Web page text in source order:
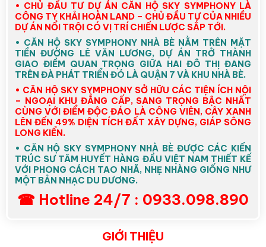
• CHỦ ĐẦU TƯ DỰ ÁN CĂN HỘ SKY SYMPHONY LÀ
CÔNG TY KHẢI HOÀN LAND – CHỦ ĐẦU TƯ CỦA NHIỀU
DỰ ÁN NỔI TRỘI CÓ VỊ TRÍ CHIẾN LƯỢC SẮP TỚI.
• CĂN HỘ SKY SYMPHONY NHÀ BÈ NẰM TRÊN MẶT
TIỀN ĐƯỜNG LÊ VĂN LƯƠNG, DỰ ÁN TRỞ THÀNH
GIAO ĐIỀM QUAN TRỌNG GIỮA HAI ĐÔ THỊ ĐANG
TRÊN ĐÀ PHÁT TRIỂN ĐÓ LÀ QUẬN 7 VÀ KHU NHÀ BÈ.
• CĂN HỘ SKY SYMPHONY SỞ HỮU CÁC TIỆN ÍCH NỘI
– NGOẠI KHU ĐẲNG CẤP, SANG TRỌNG BẬC NHẤT
CÙNG VỚI ĐIỂM ĐỘC ĐÁO LÀ CÔNG VIÊN, CÂY XANH
LÊN ĐẾN 49% DIỆN TÍCH ĐẤT XÂY DỰNG, GIÁP SÔNG
LONG KIỂN.
• CĂN HỘ SKY SYMPHONY NHÀ BÈ ĐƯỢC CÁC KIẾN
TRÚC SƯ TÂM HUYẾT HÀNG ĐẦU VIỆT NAM THIẾT KẾ
VỚI PHONG CÁCH TAO NHÃ, NHẸ NHÀNG GIỐNG NHƯ
MỘT BẢN NHẠC DU DƯƠNG.
☎ Hotline 24/7 : 0933.098.890
GIỚI THIỆU